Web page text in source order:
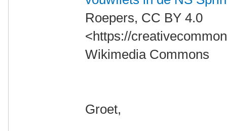
Roepers, CC BY 4.0
<https://
Wikimedia Commons
Groet,